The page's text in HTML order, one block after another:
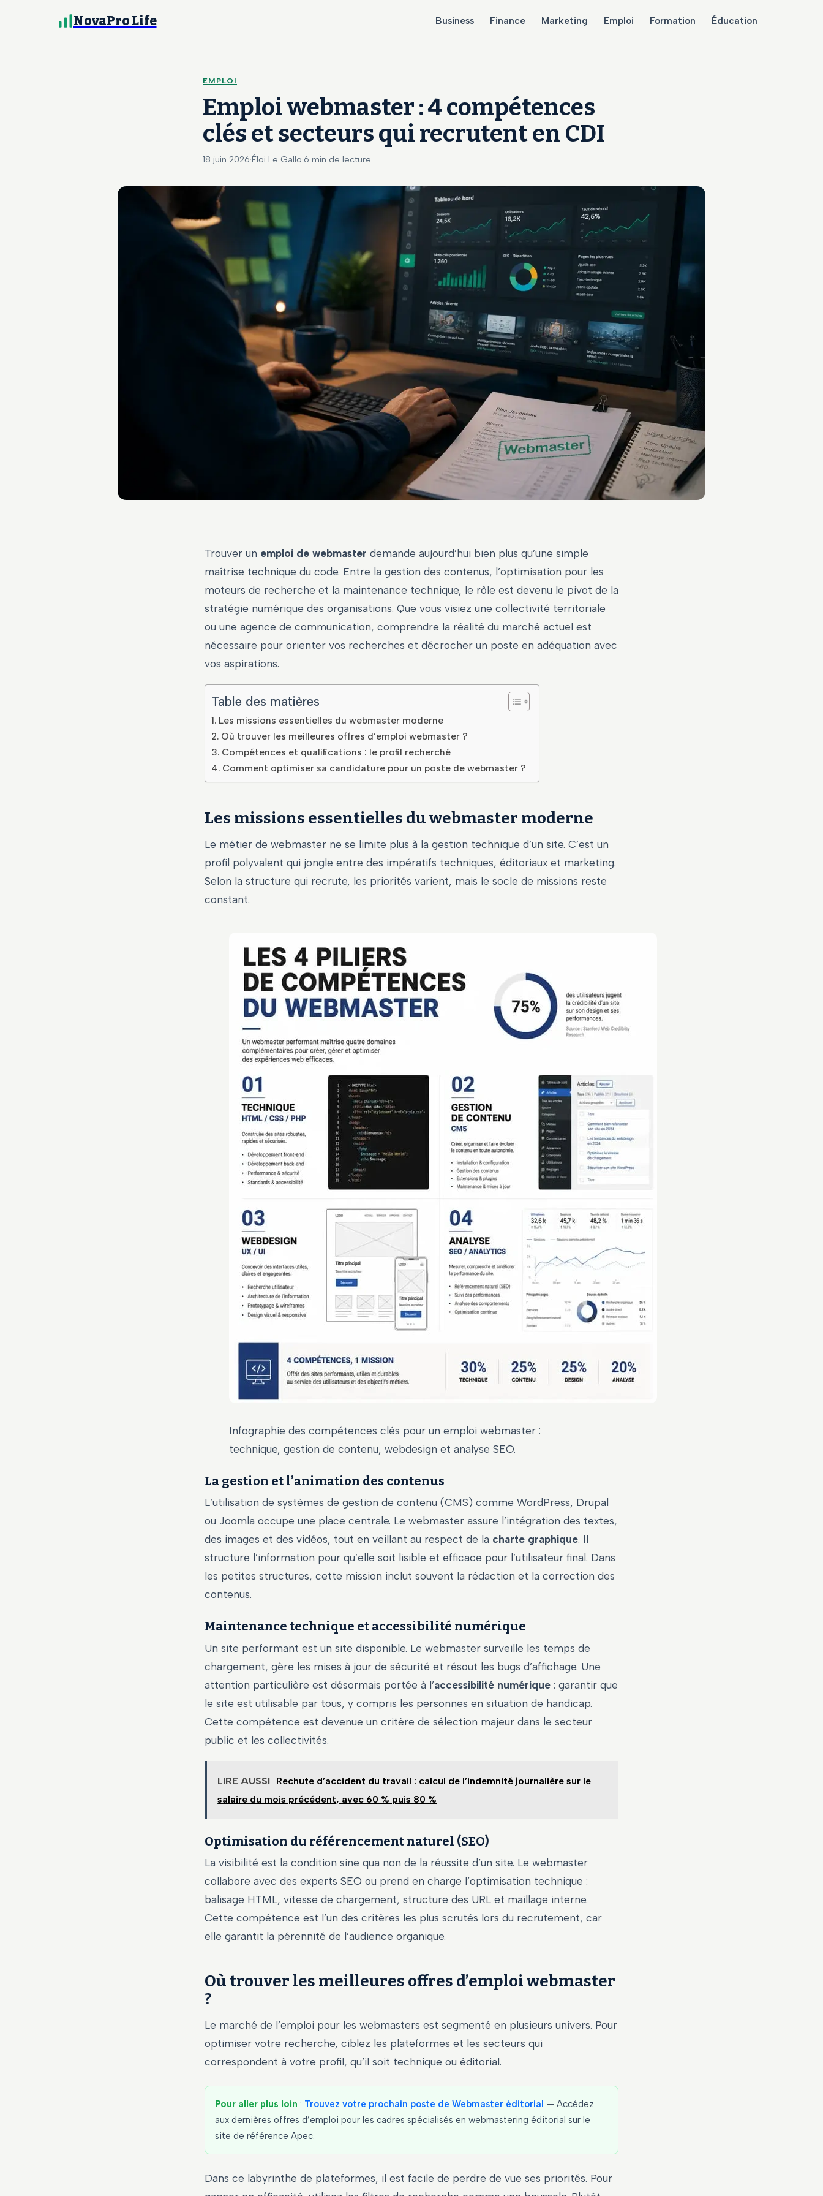
NovaPro Life Business Finance Marketing Emploi Formation Éducation
EMPLOI
Emploi webmaster : 4 compétences
clés et secteurs qui recrutent en CDI
18 juin 2026·Éloi Le Gallo·6 min de lecture
Trouver un emploi de webmaster demande aujourd’hui bien plus qu’une simple
maîtrise technique du code. Entre la gestion des contenus, l’optimisation pour les
moteurs de recherche et la maintenance technique, le rôle est devenu le pivot de la
stratégie numérique des organisations. Que vous visiez une collectivité territoriale
ou une agence de communication, comprendre la réalité du marché actuel est
nécessaire pour orienter vos recherches et décrocher un poste en adéquation avec
vos aspirations.
Table des matières
Les missions essentielles du webmaster moderne
Où trouver les meilleures offres d’emploi webmaster ?
Compétences et qualifications : le profil recherché
Comment optimiser sa candidature pour un poste de webmaster ?
Les missions essentielles du webmaster moderne
Le métier de webmaster ne se limite plus à la gestion technique d’un site. C’est un
profil polyvalent qui jongle entre des impératifs techniques, éditoriaux et marketing.
Selon la structure qui recrute, les priorités varient, mais le socle de missions reste
constant.
Infographie des compétences clés pour un emploi webmaster :
technique, gestion de contenu, webdesign et analyse SEO.
La gestion et l’animation des contenus
L’utilisation de systèmes de gestion de contenu (CMS) comme WordPress, Drupal
ou Joomla occupe une place centrale. Le webmaster assure l’intégration des textes,
des images et des vidéos, tout en veillant au respect de la charte graphique. Il
structure l’information pour qu’elle soit lisible et efficace pour l’utilisateur final. Dans
les petites structures, cette mission inclut souvent la rédaction et la correction des
contenus.
Maintenance technique et accessibilité numérique
Un site performant est un site disponible. Le webmaster surveille les temps de
chargement, gère les mises à jour de sécurité et résout les bugs d’affichage. Une
attention particulière est désormais portée à l’accessibilité numérique : garantir que
le site est utilisable par tous, y compris les personnes en situation de handicap.
Cette compétence est devenue un critère de sélection majeur dans le secteur
public et les collectivités.
LIRE AUSSI Rechute d’accident du travail : calcul de l’indemnité journalière sur le
salaire du mois précédent, avec 60 % puis 80 %
Optimisation du référencement naturel (SEO)
La visibilité est la condition sine qua non de la réussite d’un site. Le webmaster
collabore avec des experts SEO ou prend en charge l’optimisation technique :
balisage HTML, vitesse de chargement, structure des URL et maillage interne.
Cette compétence est l’un des critères les plus scrutés lors du recrutement, car
elle garantit la pérennité de l’audience organique.
Où trouver les meilleures offres d’emploi webmaster
?
Le marché de l’emploi pour les webmasters est segmenté en plusieurs univers. Pour
optimiser votre recherche, ciblez les plateformes et les secteurs qui
correspondent à votre profil, qu’il soit technique ou éditorial.
Pour aller plus loin : Trouvez votre prochain poste de Webmaster éditorial — Accédez
aux dernières offres d’emploi pour les cadres spécialisés en webmastering éditorial sur le
site de référence Apec.
Dans ce labyrinthe de plateformes, il est facile de perdre de vue ses priorités. Pour